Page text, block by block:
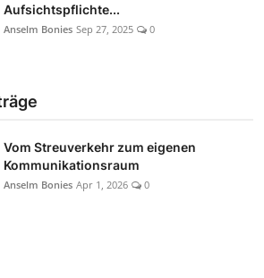
Aufsichtspflichte...
Anselm Bonies Sep 27, 2025 0
Vom Streuverkehr zum eigenen
Kommunikationsraum
Anselm Bonies Apr 1, 2026 0